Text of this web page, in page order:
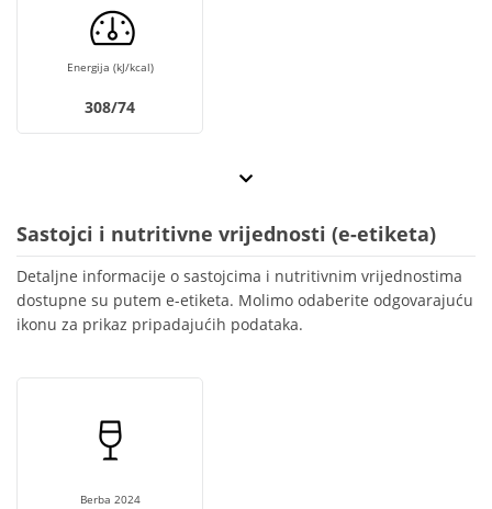
Energija (kJ/kcal)
308/74
Sastojci i nutritivne vrijednosti (e-etiketa)
Detaljne informacije o sastojcima i nutritivnim vrijednostima
dostupne su putem e-etiketa. Molimo odaberite odgovarajuću
ikonu za prikaz pripadajućih podataka.
Berba 2024